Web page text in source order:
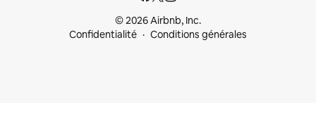
© 2026 Airbnb, Inc.
Confidentialité
Conditions générales